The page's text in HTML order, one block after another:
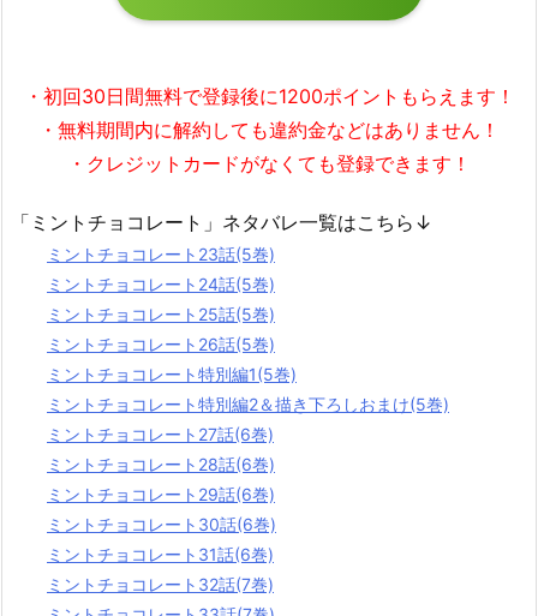
・初回30日間無料で登録後に1200ポイント もらえます！
・無料期間内に解約しても違約金などはありません！
・クレジットカードがなくても登録できます！
「ミントチョコレート」ネタバレ一覧はこちら↓
ミントチョコレート23話(5巻)
ミントチョコレート24話(5巻)
ミントチョコレート25話(5巻)
ミントチョコレート26話(5巻)
ミントチョコレート特別編1(5巻)
ミントチョコレート特別編2＆描き下ろしおまけ(5巻)
ミントチョコレート27話(6巻)
ミントチョコレート28話(6巻)
ミントチョコレート29話(6巻)
ミントチョコレート30話(6巻)
ミントチョコレート31話(6巻)
ミントチョコレート32話(7巻)